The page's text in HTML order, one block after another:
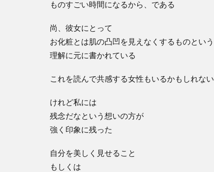
ものすごい時間になるから、である
尚、彼女にとって
お化粧とは肌の凸凹を見えなくするものという
理解に元に書かれている
これを読んで共感する女性もいるかもしれない
けれど私には
残念だなという想いの方が
強く印象に残った
自分を美しく見せること
もしくは